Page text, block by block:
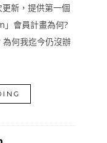
新，提供第一個
」會員計畫為何?
何我迄今仍沒辦